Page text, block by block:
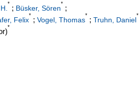
*
; Büsker, Sören
*
;
Felix
*
; Vogel, Thomas
*
; Truhn, Daniel
*
*